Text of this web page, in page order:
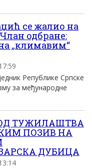
се жалио на
одбране:
„климавим“
Републике Српске
за међународне
ТУЖИЛАШТВА
ПОЗИВ НА
ДУБИЦА